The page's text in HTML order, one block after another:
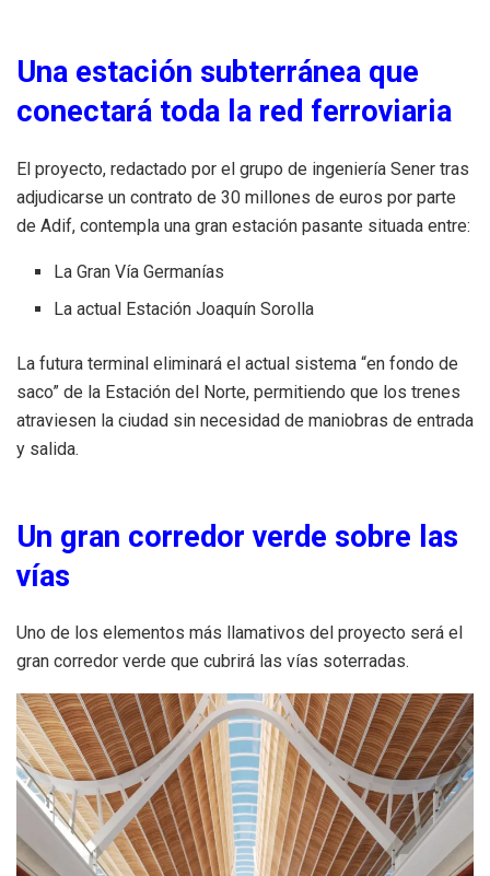
Una estación subterránea que
conectará toda la red ferroviaria
El proyecto, redactado por el grupo de ingeniería Sener tras
adjudicarse un contrato de 30 millones de euros por parte
de Adif, contempla una gran estación pasante situada entre:
La Gran Vía Germanías
La actual Estación Joaquín Sorolla
La futura terminal eliminará el actual sistema “en fondo de
saco” de la Estación del Norte, permitiendo que los trenes
atraviesen la ciudad sin necesidad de maniobras de entrada
y salida.
Un gran corredor verde sobre las
vías
Uno de los elementos más llamativos del proyecto será el
gran corredor verde que cubrirá las vías soterradas.